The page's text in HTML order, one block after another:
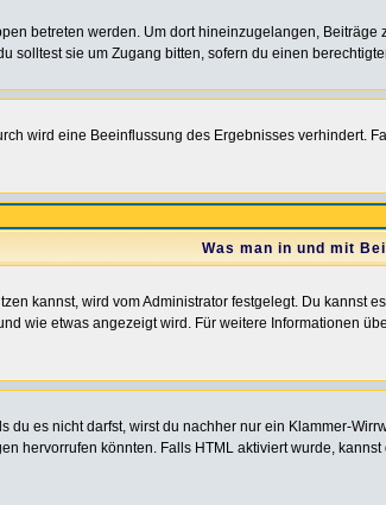
betreten werden. Um dort hineinzugelangen,
solltest sie um Zugang bitten, sofern du einen
wird eine Beeinflussung des Ergebnisses verhindert.
Was man in und mit
kannst, wird vom Administrator festgelegt. Du
wie etwas angezeigt wird. Für weitere Informationen
du es nicht darfst, wirst du nachher nur ein Klammer-
hervorrufen könnten. Falls HTML aktiviert wurde,